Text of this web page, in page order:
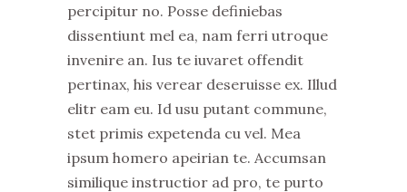
percipitur no. Posse definiebas
dissentiunt mel ea, nam ferri utroque
invenire an. Ius te iuvaret offendit
pertinax, his verear deseruisse ex. Illud
elitr eam eu. Id usu putant commune,
stet primis expetenda cu vel. Mea
ipsum homero apeirian te. Accumsan
similique instructior ad pro, te purto